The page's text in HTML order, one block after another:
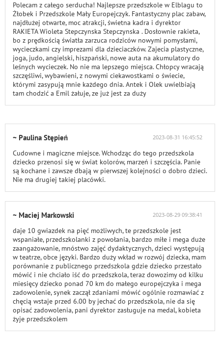
Polecam z całego serducha! Najlepsze przedszkole w Elblagu to
Żłobek i Przedszkole Mały Europejczyk. Fantastyczny plac zabaw,
najdłużej otwarte, moc atrakcji, świetna kadra i dyrektor
RAKIETA Wioleta Stepczynska Stepczynska . Dosłownie rakieta,
bo z prędkością światła zarzuca rodziców nowymi pomysłami,
wycieczkami czy imprezami dla dzieciaczków. Zajecia plastyczne,
joga, judo, angielski, hiszpański, nowe auta na akumulatory do
leśnych wycieczek. No nie ma lepszego miejsca. Chłopcy wracają
szczęśliwi, wybawieni, z nowymi ciekawostkami o świecie,
którymi zasypują mnie każdego dnia. Antek i Olek uwielbiają
tam chodzić a Emil żałuje, ze już jest za duży
~ Paulina Stępień 2023-08-31 16:45:52
Cudowne i magiczne miejsce. Wchodząc do tego przedszkola
dziecko przenosi się w świat kolorów, marzeń i szczęścia. Panie
są kochane i zawsze dbają w pierwszej kolejności o dobro dzieci.
Nie ma drugiej takiej placówki.
~ Maciej Markowski 2023-08-29 09:38:41
daje 10 gwiazdek na pięć możliwych, te przedszkole jest
wspaniałe, przedszkolanki z powołania, bardzo miłe i mega duże
zaangażowanie, mnóstwo zajęć dydaktycznych, dzieci występują
w teatrze, obce języki. Bardzo duży wkład w rozwój dziecka, mam
porównanie z publicznego przedszkola gdzie dziecko przestało
mówić i nie chciało iść do przedszkola, teraz dowozimy od kilku
miesięcy dziecko ponad 70 km do małego europejczyka i mega
zadowolenie, synek zaczął zdaniami mówić ogólnie rozmawiać z
chęcią wstaje przed 6.00 by jechać do przedszkola, nie da się
opisać zadowolenia, pani dyrektor zasługuje na medal, kobieta
żyje przedszkolem